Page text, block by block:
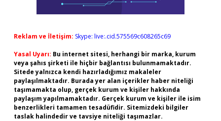
Reklam ve İletişim: Skype: live:.cid.575569c608265c69
Yasal Uyarı: Bu internet sitesi, herhangi bir marka, kurum
veya şahıs şirketi ile hiçbir bağlantısı bulunmamaktadır.
Sitede yalnızca kendi hazırladığımız makaleler
paylaşılmaktadır. Burada yer alan içerikler haber niteliği
taşımamakta olup, gerçek kurum ve kişiler hakkında
paylaşım yapılmamaktadır. Gerçek kurum ve kişiler ile isim
benzerlikleri tamamen tesadüfidir. Sitemizdeki bilgiler
taslak halindedir ve tavsiye niteliği taşımazlar.